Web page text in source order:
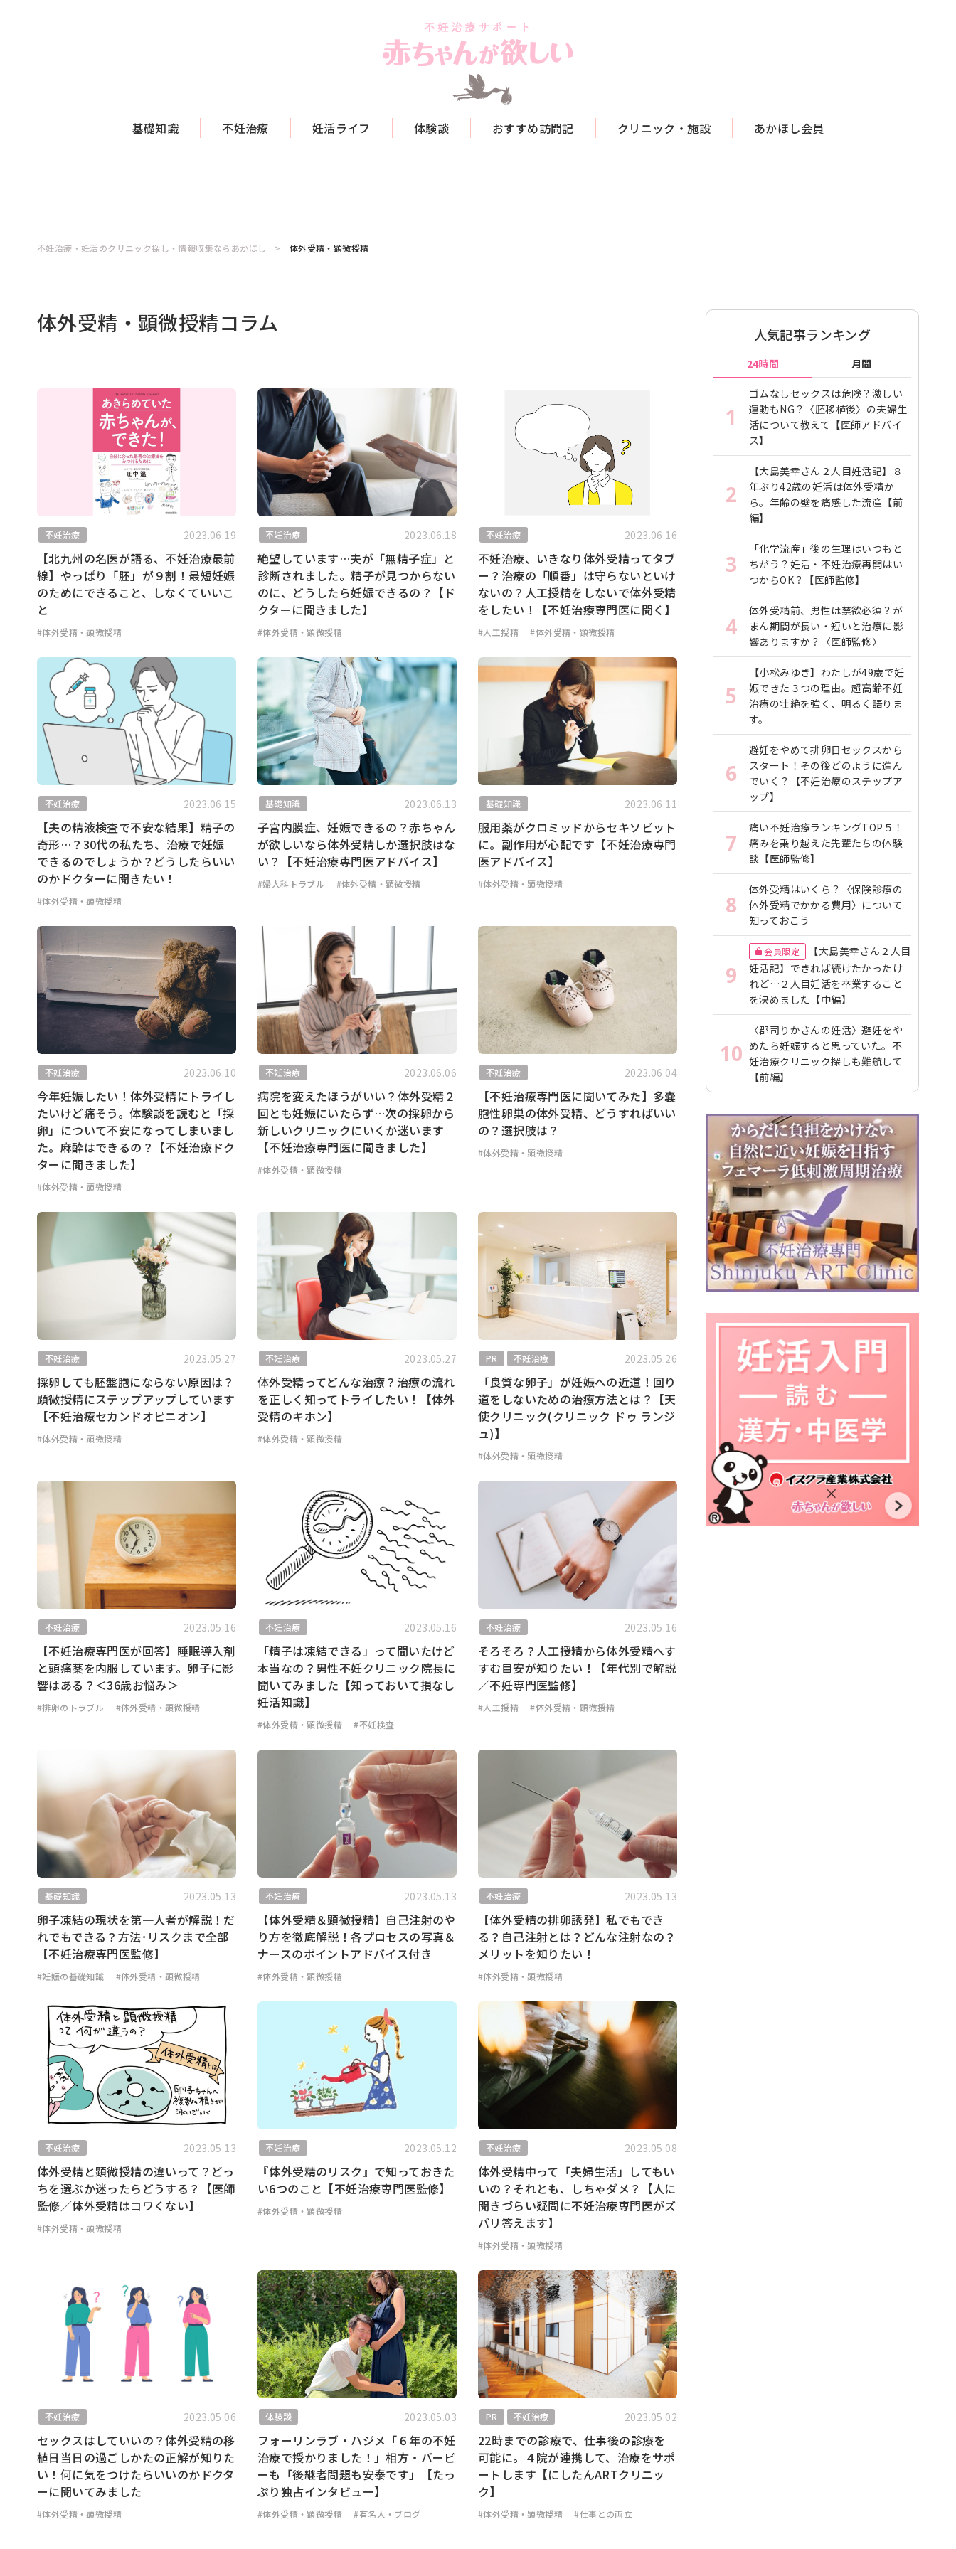
基礎知識 不妊治療 妊活ライフ 体験談 おすすめ訪問記 クリニック・施設 あかほし会員
不妊治療・妊活のクリニック探し・情報収集ならあかほし 体外受精・顕微授精
体外受精・顕微授精コラム
不妊治療 2023.06.19
【北九州の名医が語る、不妊治療最前
線】やっぱり「胚」が９割！最短妊娠
のためにできること、しなくていいこ
と
#体外受精・顕微授精
不妊治療 2023.06.18
絶望しています…夫が「無精子症」と
診断されました。精子が見つからない
のに、どうしたら妊娠できるの？【ド
クターに聞きました】
#体外受精・顕微授精
不妊治療 2023.06.16
不妊治療、いきなり体外受精ってタブ
ー？治療の「順番」は守らないといけ
ないの？人工授精をしないで体外受精
をしたい！【不妊治療専門医に聞く】
#人工授精 #体外受精・顕微授精
不妊治療 2023.06.15
【夫の精液検査で不安な結果】精子の
奇形…？30代の私たち、治療で妊娠
できるのでしょうか？どうしたらいい
のかドクターに聞きたい！
#体外受精・顕微授精
基礎知識 2023.06.13
子宮内膜症、妊娠できるの？赤ちゃん
が欲しいなら体外受精しか選択肢はな
い？【不妊治療専門医アドバイス】
#婦人科トラブル #体外受精・顕微授精
基礎知識 2023.06.11
服用薬がクロミッドからセキソビット
に。副作用が心配です【不妊治療専門
医アドバイス】
#体外受精・顕微授精
不妊治療 2023.06.10
今年妊娠したい！体外受精にトライし
たいけど痛そう。体験談を読むと「採
卵」について不安になってしまいまし
た。麻酔はできるの？【不妊治療ドク
ターに聞きました】
#体外受精・顕微授精
不妊治療 2023.06.06
病院を変えたほうがいい？体外受精２
回とも妊娠にいたらず…次の採卵から
新しいクリニックにいくか迷います
【不妊治療専門医に聞きました】
#体外受精・顕微授精
不妊治療 2023.06.04
【不妊治療専門医に聞いてみた】多嚢
胞性卵巣の体外受精、どうすればいい
の？選択肢は？
#体外受精・顕微授精
不妊治療 2023.05.27
採卵しても胚盤胞にならない原因は？
顕微授精にステップアップしています
【不妊治療セカンドオピニオン】
#体外受精・顕微授精
不妊治療 2023.05.27
体外受精ってどんな治療？治療の流れ
を正しく知ってトライしたい！【体外
受精のキホン】
#体外受精・顕微授精
PR 不妊治療 2023.05.26
「良質な卵子」が妊娠への近道！回り
道をしないための治療方法とは？【天
使クリニック(クリニック ドゥ ランジ
ュ)】
#体外受精・顕微授精
不妊治療 2023.05.16
【不妊治療専門医が回答】睡眠導入剤
と頭痛薬を内服しています。卵子に影
響はある？＜36歳お悩み＞
#排卵のトラブル #体外受精・顕微授精
不妊治療 2023.05.16
「精子は凍結できる」って聞いたけど
本当なの？男性不妊クリニック院長に
聞いてみました【知っておいて損なし
妊活知識】
#体外受精・顕微授精 #不妊検査
不妊治療 2023.05.16
そろそろ？人工授精から体外受精へす
すむ目安が知りたい！【年代別で解説
／不妊専門医監修】
#人工授精 #体外受精・顕微授精
基礎知識 2023.05.13
卵子凍結の現状を第一人者が解説！だ
れでもできる？方法･リスクまで全部
【不妊治療専門医監修】
#妊娠の基礎知識 #体外受精・顕微授精
不妊治療 2023.05.13
【体外受精＆顕微授精】自己注射のや
り方を徹底解説！各プロセスの写真＆
ナースのポイントアドバイス付き
#体外受精・顕微授精
不妊治療 2023.05.13
【体外受精の排卵誘発】私でもでき
る？自己注射とは？どんな注射なの？
メリットを知りたい！
#体外受精・顕微授精
不妊治療 2023.05.13
体外受精と顕微授精の違いって？どっ
ちを選ぶか迷ったらどうする？【医師
監修／体外受精はコワくない】
#体外受精・顕微授精
不妊治療 2023.05.12
『体外受精のリスク』で知っておきた
い6つのこと【不妊治療専門医監修】
#体外受精・顕微授精
不妊治療 2023.05.08
体外受精中って「夫婦生活」してもい
いの？それとも、しちゃダメ？【人に
聞きづらい疑問に不妊治療専門医がズ
バリ答えます】
#体外受精・顕微授精
不妊治療 2023.05.06
セックスはしていいの？体外受精の移
植日当日の過ごしかたの正解が知りた
い！何に気をつけたらいいのかドクタ
ーに聞いてみました
#体外受精・顕微授精
体験談 2023.05.03
フォーリンラブ・ハジメ「６年の不妊
治療で授かりました！」相方・バービ
ーも「後継者問題も安泰です」【たっ
ぷり独占インタビュー】
#体外受精・顕微授精 #有名人・ブログ
PR 不妊治療 2023.05.02
22時までの診療で、仕事後の診療を
可能に。４院が連携して、治療をサポ
ートします【にしたんARTクリニッ
ク】
#体外受精・顕微授精 #仕事との両立
人気記事ランキング
24時間 月間
1
ゴムなしセックスは危険？激しい
運動もNG？〈胚移植後〉の夫婦生
活について教えて【医師アドバイ
ス】
2
【大島美幸さん２人目妊活記】８
年ぶり42歳の妊活は体外受精か
ら。年齢の壁を痛感した流産【前
編】
3
「化学流産」後の生理はいつもと
ちがう？妊活・不妊治療再開はい
つからOK？【医師監修】
4
体外受精前、男性は禁欲必須？が
まん期間が長い・短いと治療に影
響ありますか？〈医師監修〉
5
【小松みゆき】わたしが49歳で妊
娠できた３つの理由。超高齢不妊
治療の壮絶を強く、明るく語りま
す。
6
避妊をやめて排卵日セックスから
スタート！その後どのように進ん
でいく？【不妊治療のステップア
ップ】
7
痛い不妊治療ランキングTOP５！
痛みを乗り越えた先輩たちの体験
談【医師監修】
8
体外受精はいくら？〈保険診療の
体外受精でかかる費用〉について
知っておこう
9
会員限定
【大島美幸さん２人目
妊活記】できれば続けたかったけ
れど…２人目妊活を卒業すること
を決めました【中編】
10
〈郡司りかさんの妊活〉避妊をや
めたら妊娠すると思っていた。不
妊治療クリニック探しも難航して
【前編】